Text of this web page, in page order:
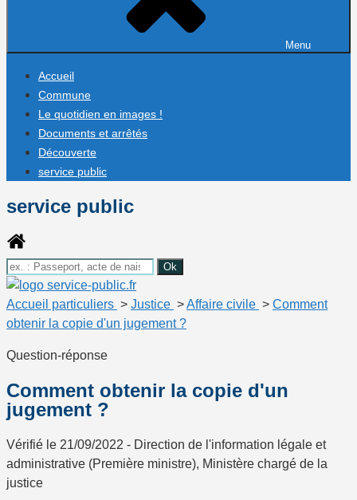
Menu
Accueil
Commune
Le quotidien en images !
Documents et arrêtés
Découverte
service public
service public
Accueil particuliers > Justice >Affaire civile > Comment
obtenir la copie d'un jugement ?
Question-réponse
Comment obtenir la copie d'un
jugement ?
Vérifié le 21/09/2022 - Direction de l'information légale et
administrative (Première ministre), Ministère chargé de la
justice